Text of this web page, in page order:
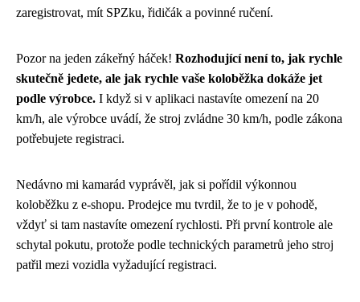
zaregistrovat, mít SPZku, řidičák a povinné ručení.
Pozor na jeden zákeřný háček! Rozhodující není to, jak rychle
skutečně jedete, ale jak rychle vaše koloběžka dokáže jet
podle výrobce. I když si v aplikaci nastavíte omezení na 20
km/h, ale výrobce uvádí, že stroj zvládne 30 km/h, podle zákona
potřebujete registraci.
Nedávno mi kamarád vyprávěl, jak si pořídil výkonnou
koloběžku z e-shopu. Prodejce mu tvrdil, že to je v pohodě,
vždyť si tam nastavíte omezení rychlosti. Při první kontrole ale
schytal pokutu, protože podle technických parametrů jeho stroj
patřil mezi vozidla vyžadující registraci.